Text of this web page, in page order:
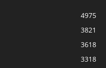
4975
3821
3618
3318